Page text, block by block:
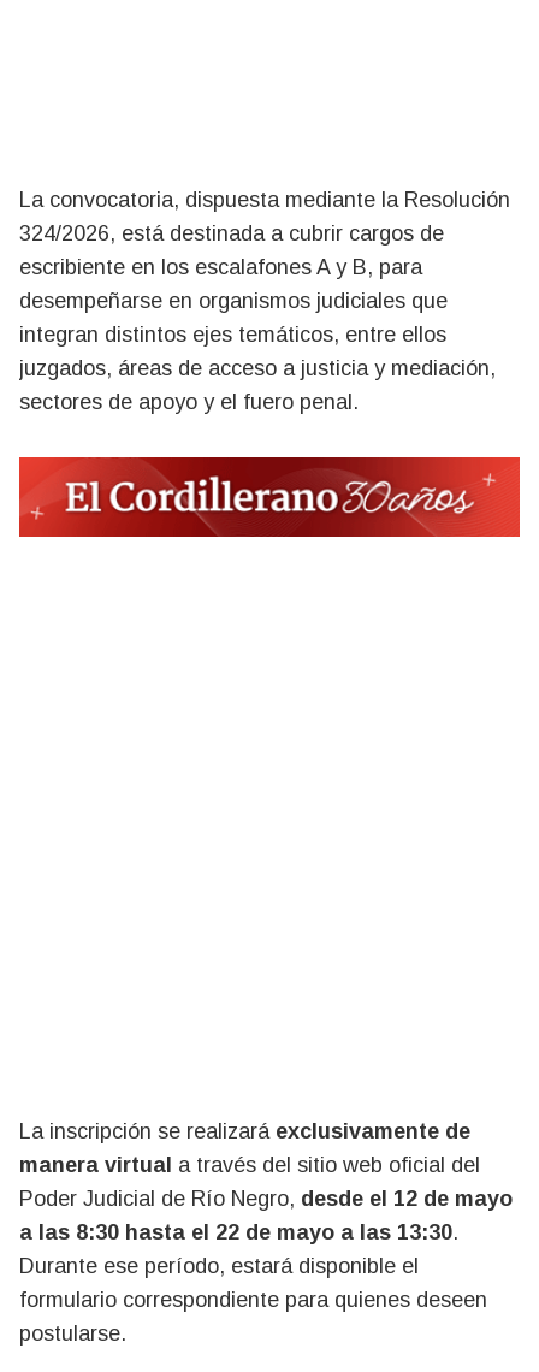
La convocatoria, dispuesta mediante la Resolución
324/2026, está destinada a cubrir cargos de
escribiente en los escalafones A y B, para
desempeñarse en organismos judiciales que
integran distintos ejes temáticos, entre ellos
juzgados, áreas de acceso a justicia y mediación,
sectores de apoyo y el fuero penal.
La inscripción se realizará exclusivamente de
manera virtual a través del sitio web oficial del
Poder Judicial de Río Negro, desde el 12 de mayo
a las 8:30 hasta el 22 de mayo a las 13:30.
Durante ese período, estará disponible el
formulario correspondiente para quienes deseen
postularse.